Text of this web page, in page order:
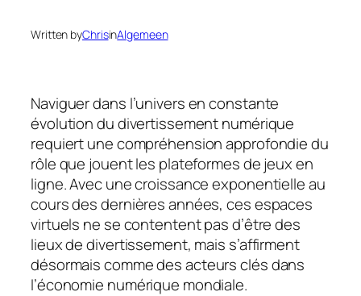
Written byChrisinAlgemeen
Naviguer dans l’univers en constante
évolution du divertissement numérique
requiert une compréhension approfondie du
rôle que jouent les plateformes de jeux en
ligne. Avec une croissance exponentielle au
cours des dernières années, ces espaces
virtuels ne se contentent pas d’être des
lieux de divertissement, mais s’affirment
désormais comme des acteurs clés dans
l’économie numérique mondiale.